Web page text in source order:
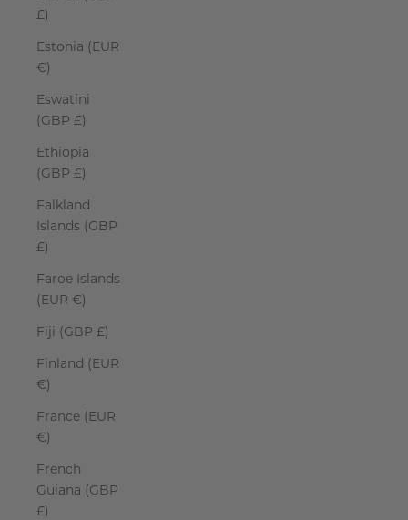
£)
Estonia (EUR
€)
Eswatini
(GBP £)
Ethiopia
(GBP £)
Falkland
Islands (GBP
£)
Faroe Islands
(EUR €)
Fiji (GBP £)
Finland (EUR
€)
France (EUR
€)
French
Guiana (GBP
£)